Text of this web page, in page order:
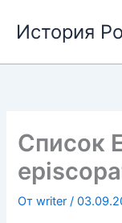
содержимому
История
Список
Отwriter/